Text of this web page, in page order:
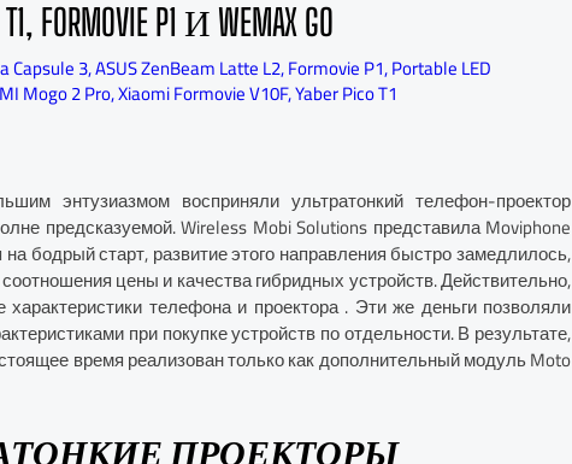
P1 И WEMAX GO
Capsule 3,ASUS ZenBeam Latte L2,Formovie P1,Portable LED
Mogo 2 Pro,Xiaomi Formovie V10F,Yaber Pico T1
энтузиазмом восприняли ультратонкий телефон-проектор
предсказуемой. Wireless Mobi Solutions представила Moviphone
бодрый старт, развитие этого направления быстро замедлилось,
цены и качества гибридных устройств. Действительно,
телефона и проектора . Эти же деньги позволяли
при покупке устройств по отдельности. В результате,
время реализован только как дополнительный модуль Moto
ПРОЕКТОРЫ